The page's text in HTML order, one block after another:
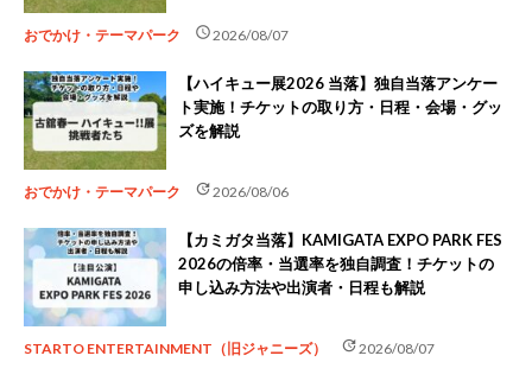
おでかけ・テーマパーク schedule2026/08/07
【ハイキュー展2026 当落】独自当落アンケー
ト実施！チケットの取り方・日程・会場・グッ
ズを解説
おでかけ・テーマパーク update2026/08/06
【カミガタ当落】KAMIGATA EXPO PARK FES
2026の倍率・当選率を独自調査！チケットの
申し込み方法や出演者・日程も解説
STARTO ENTERTAINMENT（旧ジャニーズ） update2026/08/07